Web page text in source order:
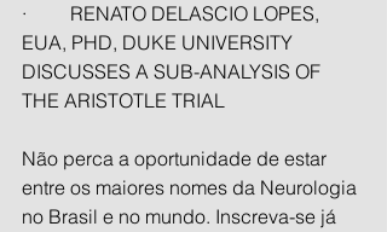
·         RENATO DELASCIO LOPES,
EUA, PHD, DUKE UNIVERSITY
DISCUSSES A SUB-ANALYSIS OF
THE ARISTOTLE TRIAL
Não perca a oportunidade de estar
entre os maiores nomes da Neurologia
no Brasil e no mundo. Inscreva-se já